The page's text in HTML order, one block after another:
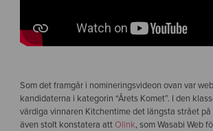
Som det framgår i nomineringsvideon ovan var
kandidaterna i kategorin “Årets Komet”. I den
värdiga vinnaren Kitchentime det längsta strået
även stolt konstatera attOlink, som Wasabi Web